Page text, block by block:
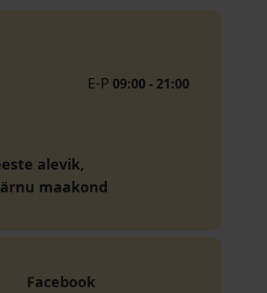
E-P 09:00 - 21:00
alevik,
maakond
Facebook